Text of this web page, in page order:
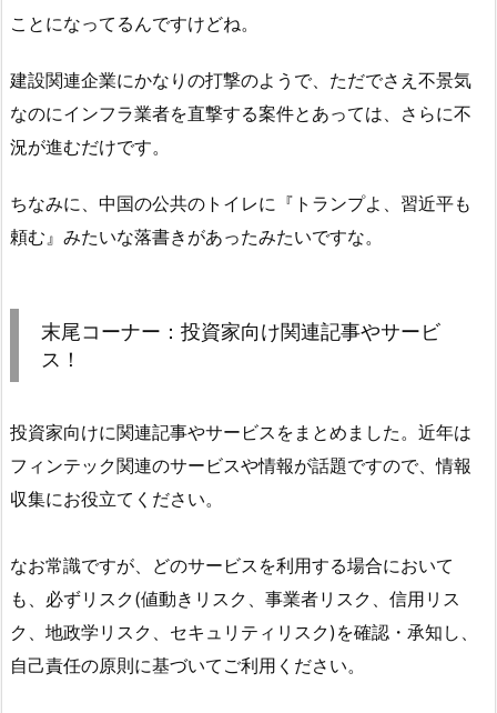
ことになってるんですけどね。
建設関連企業にかなりの打撃のようで、ただでさえ不景気
なのにインフラ業者を直撃する案件とあっては、さらに不
況が進むだけです。
ちなみに、中国の公共のトイレに『トランプよ、習近平も
頼む』みたいな落書きがあったみたいですな。
末尾コーナー：投資家向け関連記事やサービ
ス！
投資家向けに関連記事やサービスをまとめました。近年は
フィンテック関連のサービスや情報が話題ですので、情報
収集にお役立てください。
なお常識ですが、どのサービスを利用する場合において
も、必ずリスク(値動きリスク、事業者リスク、信用リス
ク、地政学リスク、セキュリティリスク)を確認・承知し、
自己責任の原則に基づいてご利用ください。